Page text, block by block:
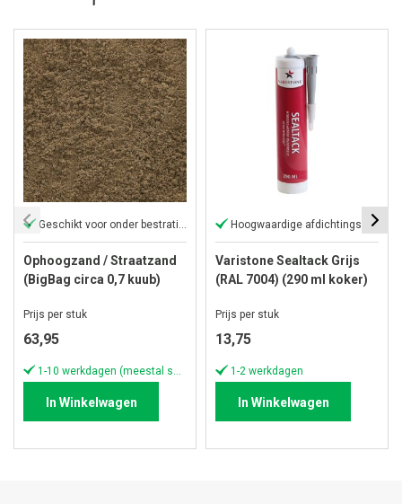
Geschikt voor onder bestrating
Ophoogzand / Straatzand
(BigBag circa 0,7 kuub)
Prijs per stuk
63,95
In Winkelwagen
Hoogwaardige afdichtingskit
Varistone Sealtack Grijs
(RAL 7004) (290 ml koker)
Prijs per stuk
13,75
1-2 werkdagen
In Winkelwagen